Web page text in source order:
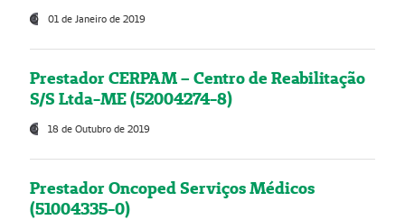
01 de Janeiro de 2019
Prestador CERPAM – Centro de Reabilitação
S/S Ltda-ME (52004274-8)
18 de Outubro de 2019
Prestador Oncoped Serviços Médicos
(51004335-0)